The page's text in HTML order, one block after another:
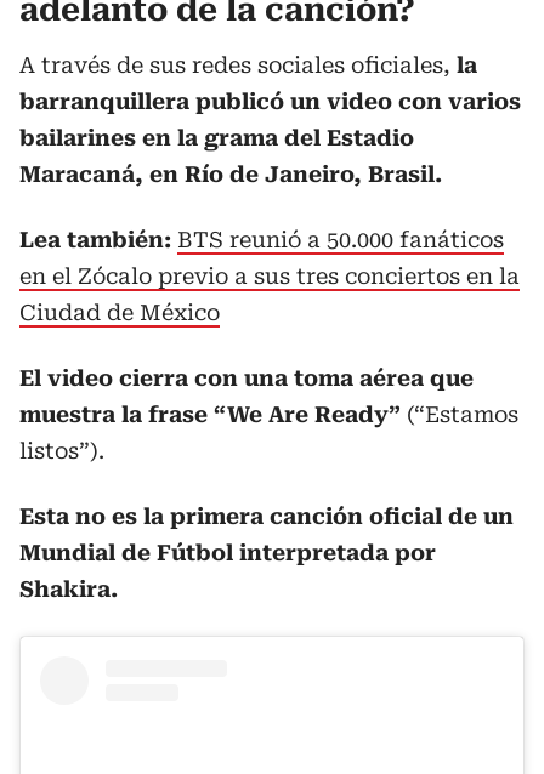
adelanto de la canción?
A través de sus redes sociales oficiales, la
barranquillera publicó un video con varios
bailarines en la grama del Estadio
Maracaná, en Río de Janeiro, Brasil.
Lea también: BTS reunió a 50.000 fanáticos
en el Zócalo previo a sus tres conciertos en la
Ciudad de México
El video cierra con una toma aérea que
muestra la frase “We Are Ready” (“Estamos
listos”).
Esta no es la primera canción oficial de un
Mundial de Fútbol interpretada por
Shakira.